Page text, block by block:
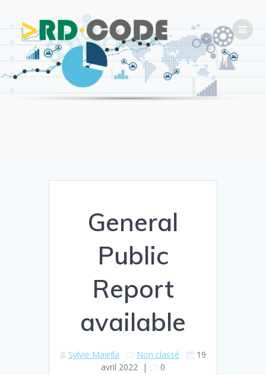
to
content
General
Public
Report
available
Sylvie Maiella Non classé
19
avril 2022 | 0